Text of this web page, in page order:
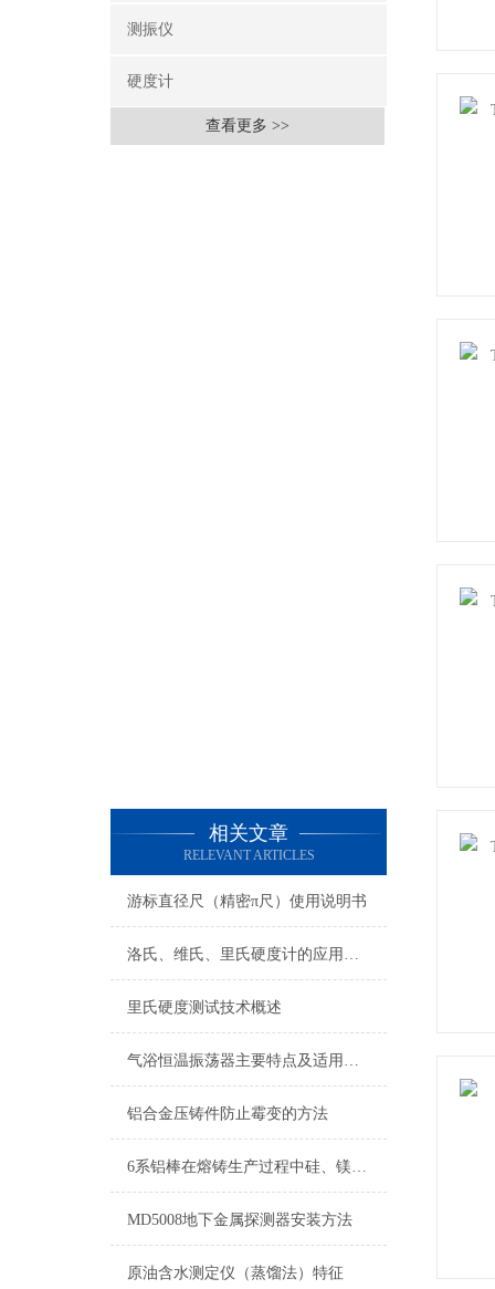
测振仪
硬度计
查看更多 >>
相关文章
RELEVANT ARTICLES
游标直径尺（精密π尺）使用说明书
洛氏、维氏、里氏硬度计的应用与如何选择
里氏硬度测试技术概述
气浴恒温振荡器主要特点及适用范围
铝合金压铸件防止霉变的方法
6系铝棒在熔铸生产过程中硅、镁元素的损耗分析
MD5008地下金属探测器安装方法
原油含水测定仪（蒸馏法）特征